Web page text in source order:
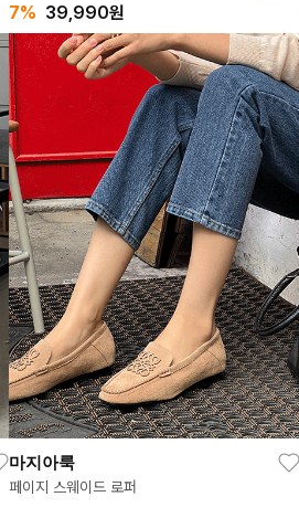
7% 39,990원
마지아룩
페이지 스웨이드 로퍼